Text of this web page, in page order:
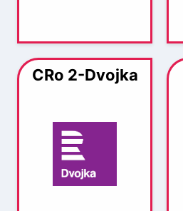
CRo 2-Dvojka